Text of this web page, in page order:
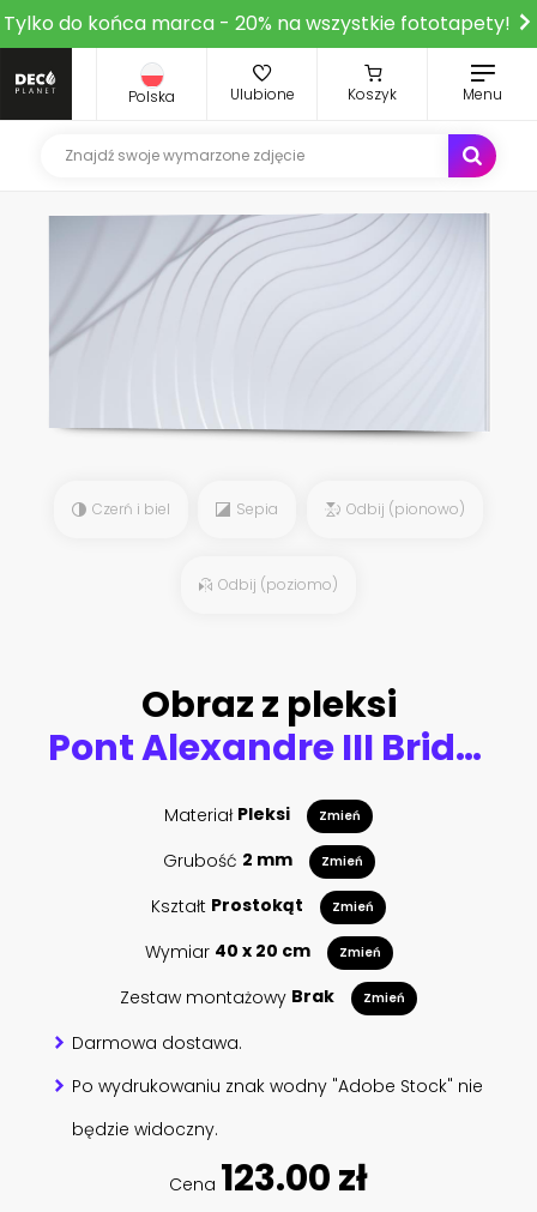
Tylko do końca marca - 20% na wszystkie fototapety!
Polska Ulubione Koszyk Menu
Czerń i biel Sepia Odbij (pionowo)
Odbij (poziomo)
Obraz z pleksi
Pont Alexandre III Bridge and illuminated lamp posts at sunset with view of the Invalides. 7th Arrondissement, Paris, France
Materiał Pleksi Zmień
Grubość 2 mm Zmień
Kształt Prostokąt Zmień
Wymiar 40 x 20 cm Zmień
Zestaw montażowy Brak Zmień
Darmowa dostawa.
Po wydrukowaniu znak wodny "Adobe Stock" nie
będzie widoczny.
Cena 123.00 zł